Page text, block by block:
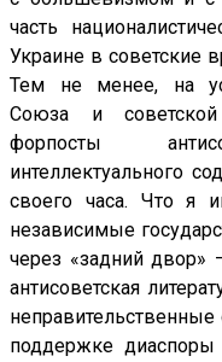
часть
Украине в советские
Тем не менее, на
Союза и
форпосты
интеллектуального
своего часа. Что я
независимые
через «задний двор»
антисоветская
неправительственные
поддержке